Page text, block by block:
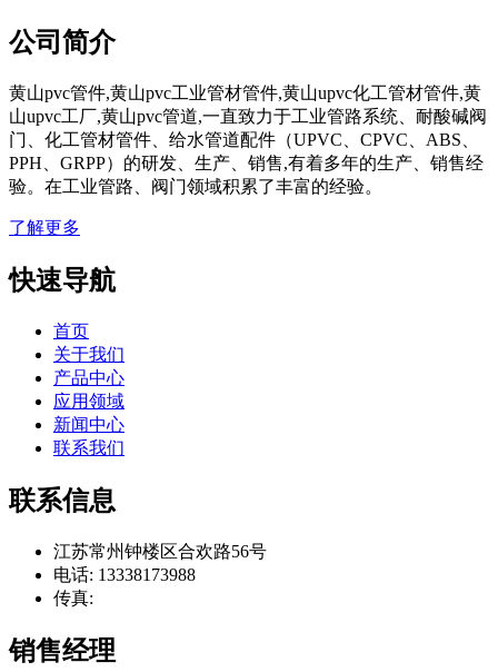
公司简介
黄山pvc管件,黄山pvc工业管材管件,黄山upvc化工管材管件,黄
山upvc工厂,黄山pvc管道,一直致力于工业管路系统、耐酸碱阀
门、化工管材管件、给水管道配件（UPVC、CPVC、ABS、
PPH、GRPP）的研发、生产、销售,有着多年的生产、销售经
验。在工业管路、阀门领域积累了丰富的经验。
了解更多
快速导航
首页
关于我们
产品中心
应用领域
新闻中心
联系我们
联系信息
江苏常州钟楼区合欢路56号
电话: 13338173988
传真:
销售经理